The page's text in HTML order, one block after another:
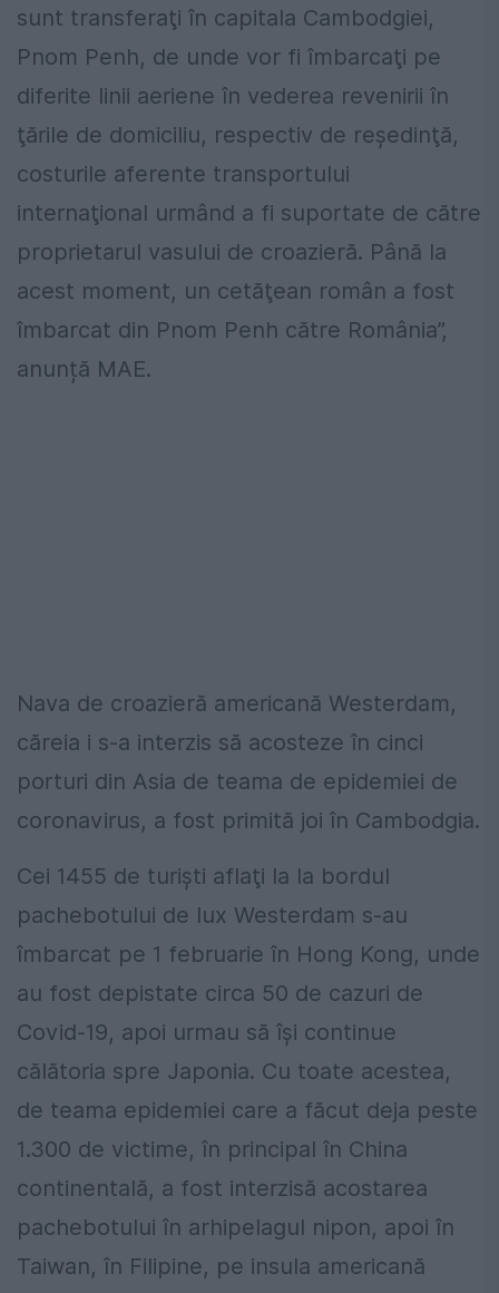
sunt transferaţi în capitala Cambodgiei,
Pnom Penh, de unde vor fi îmbarcaţi pe
diferite linii aeriene în vederea revenirii în
ţările de domiciliu, respectiv de reşedinţă,
costurile aferente transportului
internaţional urmând a fi suportate de către
proprietarul vasului de croazieră. Până la
acest moment, un cetăţean român a fost
îmbarcat din Pnom Penh către România”,
anunță MAE.
Nava de croazieră americană Westerdam,
căreia i s-a interzis să acosteze în cinci
porturi din Asia de teama de epidemiei de
coronavirus, a fost primită joi în Cambodgia.
Cei 1455 de turişti aflaţi la la bordul
pachebotului de lux Westerdam s-au
îmbarcat pe 1 februarie în Hong Kong, unde
au fost depistate circa 50 de cazuri de
Covid-19, apoi urmau să îşi continue
călătoria spre Japonia. Cu toate acestea,
de teama epidemiei care a făcut deja peste
1.300 de victime, în principal în China
continentală, a fost interzisă acostarea
pachebotului în arhipelagul nipon, apoi în
Taiwan, în Filipine, pe insula americană